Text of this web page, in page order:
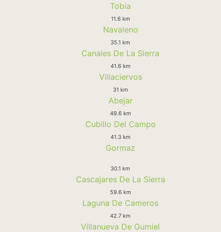
Tobia
11.6 km
Navaleno
35.1 km
Canales De La Sierra
41.6 km
Villaciervos
31 km
Abejar
49.6 km
Cubillo Del Campo
41.3 km
Gormaz
30.1 km
Cascajares De La Sierra
59.6 km
Laguna De Cameros
42.7 km
Villanueva De Gumiel